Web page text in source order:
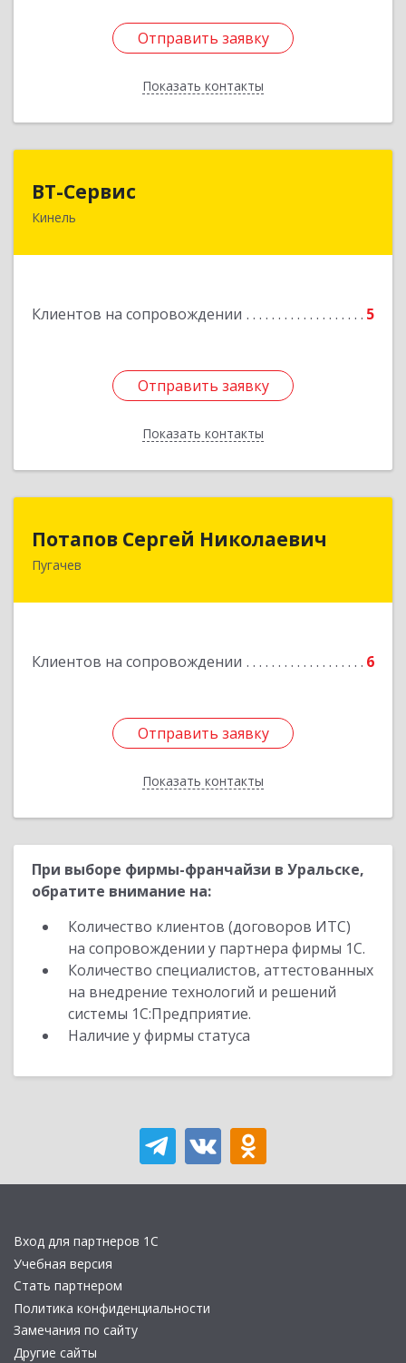
Отправить заявку
Показать контакты
Отправить заявку
Назад
ВТ-Сервис
Кинель
Клиентов на сопровождении 5
Отправить заявку
Показать контакты
446436, Самарская обл, Кинель г, Маяковского
Отправить заявку
Назад
Потапов Сергей Николаевич
Пугачев
Клиентов на сопровождении 6
Отправить заявку
Показать контакты
Потапов Сергей Николаевич
Отправить заявку
Назад
При выборе фирмы-франчайзи в Уральске,
обратите внимание на:
Количество клиентов (договоров ИТС)
на сопровождении у партнера фирмы 1С.
Количество специалистов, аттестованных
на внедрение технологий и решений
системы 1С:Предприятие.
Наличие у фирмы статуса
Вход для партнеров 1С
Учебная версия
Стать партнером
Политика конфиденциальности
Замечания по сайту
Другие сайты